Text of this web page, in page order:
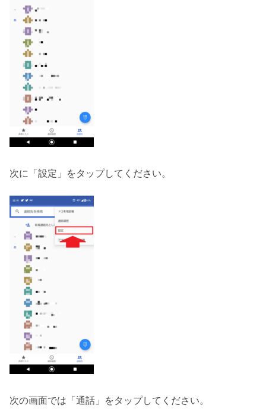
次に「設定」をタップしてください。
次の画面では「通話」をタップしてください。